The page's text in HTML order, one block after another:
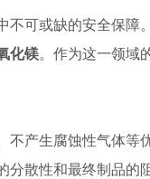
可或缺的安全保
化镁。作为这一领域
产生腐蚀性气体
散性和最终制品的